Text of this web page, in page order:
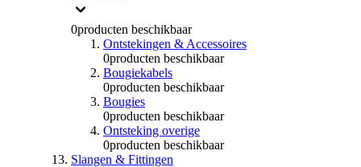
0producten beschikbaar
Ontstekingen & Accessoires
0producten beschikbaar
Bougiekabels
0producten beschikbaar
Bougies
0producten beschikbaar
Ontsteking overige
0producten beschikbaar
Slangen & Fittingen